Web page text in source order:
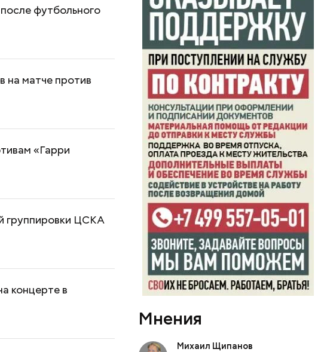
футбольного
на матче против
«Гарри
группировки ЦСКА
концерте в
Мнения
Михаил Щипанов